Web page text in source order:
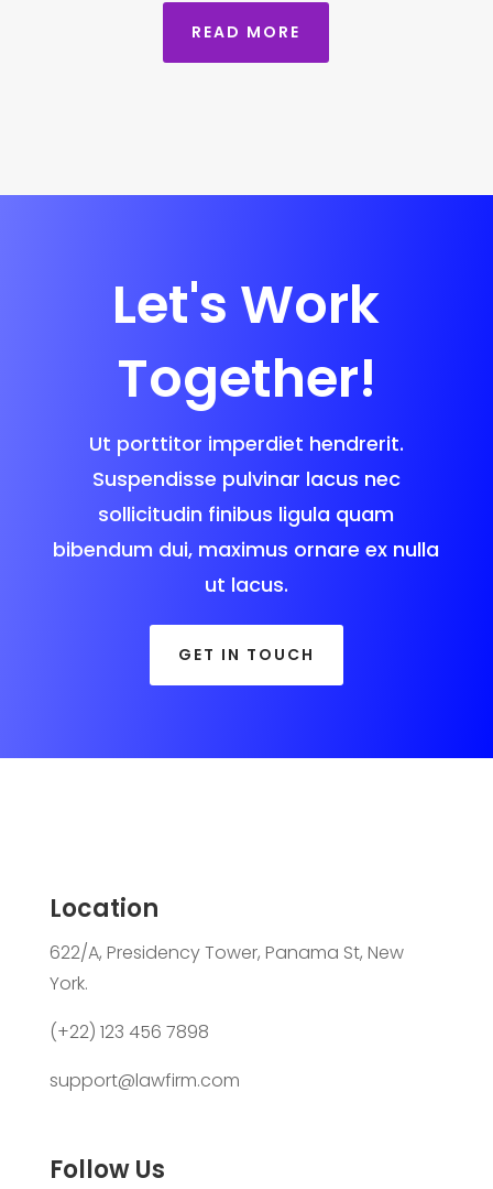
READ MORE
Let's Work
Together!
Ut porttitor imperdiet hendrerit.
Suspendisse pulvinar lacus nec
sollicitudin finibus ligula quam
bibendum dui, maximus ornare ex nulla
ut lacus.
GET IN TOUCH
Location
622/A, Presidency Tower, Panama St, New
York.
(+22) 123 456 7898
support@lawfirm.com
Follow Us